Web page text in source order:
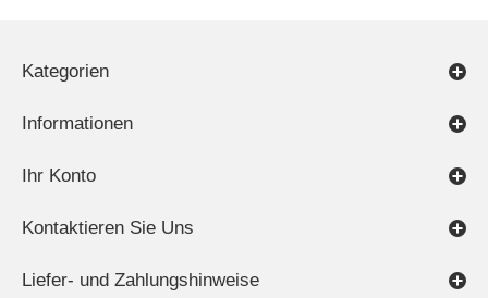
Kontaktieren Sie Uns
Liefer- und Zahlungshinweise
Kategorien
Informationen
Ihr Konto